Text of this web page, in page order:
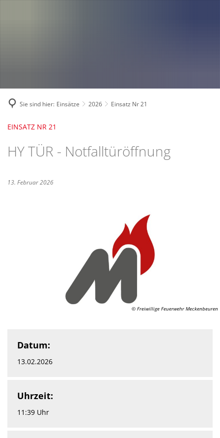
2024
2023
2022
2021
Fachgebiete und
Mannschaft
Jugend
Spielmannszug
Mitglied werden
A
A
A
Sie sind hier: Einsätze 2026 Einsatz Nr 21
EINSATZ NR 21
HY TÜR - Notfalltüröffnung
13. Februar 2026
© Freiwillige Feuerwehr Meckenbeuren
Datum:
13.02.2026
Uhrzeit:
11:39 Uhr